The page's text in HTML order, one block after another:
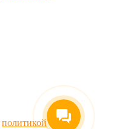
политикой